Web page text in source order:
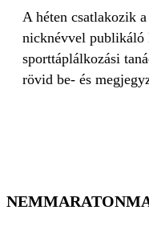
A héten csatlakozik
nicknévvel publikáló
sporttáplálkozási
rövid be- és